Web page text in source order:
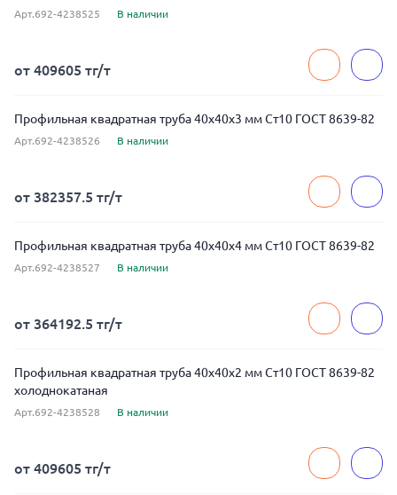
Арт.692-4238525 В наличии
от 409605 тг/т
Профильная квадратная труба 40x40x3 мм Ст10 ГОСТ 8639-82
Арт.692-4238526 В наличии
от 382357.5 тг/т
Профильная квадратная труба 40x40x4 мм Ст10 ГОСТ 8639-82
Арт.692-4238527 В наличии
от 364192.5 тг/т
Профильная квадратная труба 40x40x2 мм Ст10 ГОСТ 8639-82
холоднокатаная
Арт.692-4238528 В наличии
от 409605 тг/т